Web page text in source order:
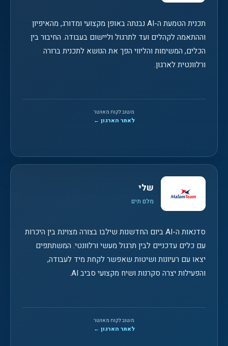
תכנית הטמעת ה-AI נבנתה באופן מקצועי ומדורג, מהאיפיון
וההתאמה לקהלים ועד לתרגול וליישום בעבודה. החיבור בין
הכלים, המשימות והליווי הפך את הנושא לתכנית ברורה
ורלוונטית לארגון.
משוב לקוח מאושר
לאתר הארגון ←
שלי
מלם תים
סדנאות ה-AI ביום החדשנות שילבו בצורה מצוינת בין היכרות
עם כלים עדכניים לבין תרגול מעשי ורלוונטי. המשתתפים
יצאו עם רעיונות ושיטות שאפשר לקחת מיד לעבודה,
והפעילות יצרה סקרנות ושיח מקצועי סביב AI.
משוב לקוח מאושר
לאתר הארגון ←